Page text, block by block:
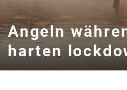
Angeln
harten